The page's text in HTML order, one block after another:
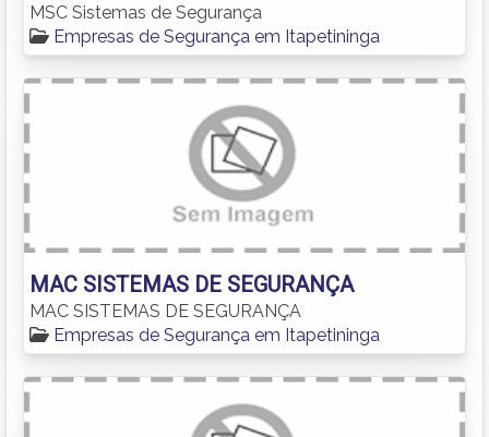
MSC Sistemas de Segurança
Empresas de Segurança em Itapetininga
MAC SISTEMAS DE SEGURANÇA
MAC SISTEMAS DE SEGURANÇA
Empresas de Segurança em Itapetininga